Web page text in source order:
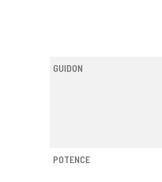
GUIDON
POTENCE